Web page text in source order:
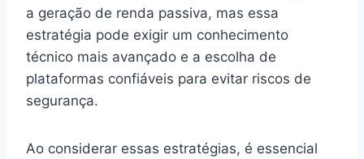
a geração de renda passiva, mas essa
estratégia pode exigir um conhecimento
técnico mais avançado e a escolha de
plataformas confiáveis para evitar riscos de
segurança.
Ao considerar essas estratégias, é essencial